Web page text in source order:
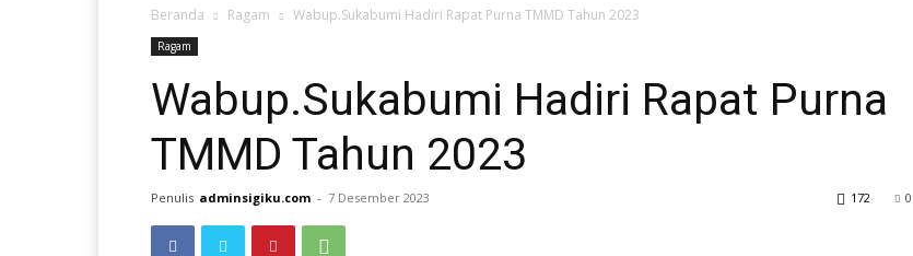
Beranda Ragam Wabup.Sukabumi Hadiri Rapat Purna TMMD Tahun 2023
Ragam
Wabup.Sukabumi Hadiri Rapat Purna
TMMD Tahun 2023
Penulis adminsigiku.com - 7 Desember 2023 0
172